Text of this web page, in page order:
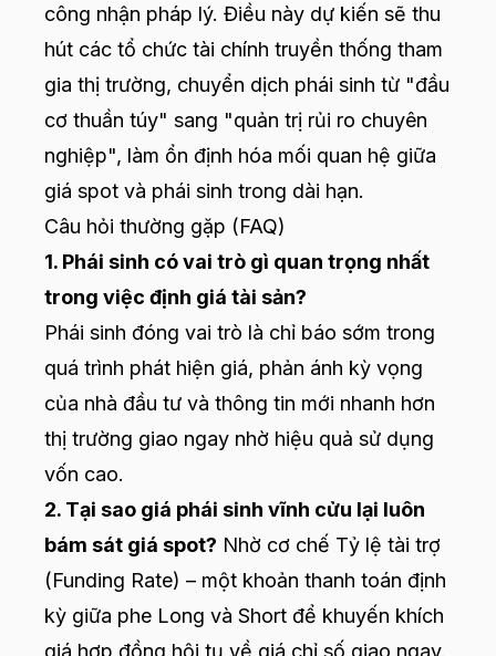
công nhận pháp lý. Điều này dự kiến sẽ thu
hút các tổ chức tài chính truyền thống tham
gia thị trường, chuyển dịch phái sinh từ "đầu
cơ thuần túy" sang "quản trị rủi ro chuyên
nghiệp", làm ổn định hóa mối quan hệ giữa
giá spot và phái sinh trong dài hạn.
Câu hỏi thường gặp (FAQ)
1. Phái sinh có vai trò gì quan trọng nhất
trong việc định giá tài sản?
Phái sinh đóng vai trò là chỉ báo sớm trong
quá trình phát hiện giá, phản ánh kỳ vọng
của nhà đầu tư và thông tin mới nhanh hơn
thị trường giao ngay nhờ hiệu quả sử dụng
vốn cao.
2. Tại sao giá phái sinh vĩnh cửu lại luôn
bám sát giá spot? Nhờ cơ chế Tỷ lệ tài trợ
(Funding Rate) – một khoản thanh toán định
kỳ giữa phe Long và Short để khuyến khích
giá hợp đồng hội tụ về giá chỉ số giao ngay.